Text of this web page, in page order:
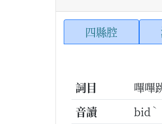
四縣腔
詞目
嗶嗶
音讀
bid ˋ